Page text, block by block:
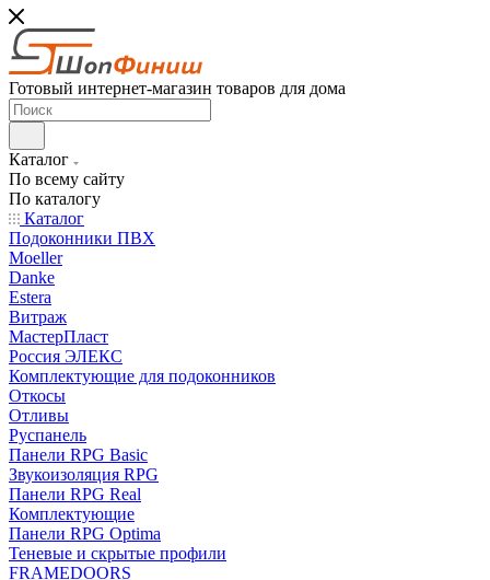
Готовый интернет-магазин товаров для дома
Каталог
По всему сайту
По каталогу
Каталог
Подоконники ПВХ
Moeller
Danke
Estera
Витраж
МастерПласт
Россия ЭЛЕКС
Комплектующие для подоконников
Откосы
Отливы
Руспанель
Панели RPG Basic
Звукоизоляция RPG
Панели RPG Real
Комплектующие
Панели RPG Optima
Теневые и скрытые профили
FRAMEDOORS